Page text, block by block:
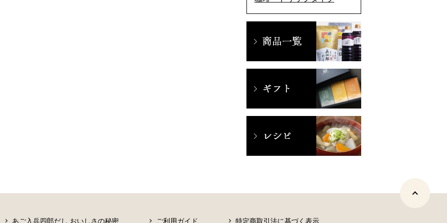
あご入兵四郎だし おいしさの秘密 ご利用ガイド 特定商取引法に基づく表示